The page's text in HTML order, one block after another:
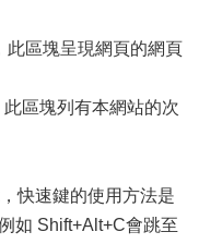
此區塊呈現網頁的網頁
區塊列有本網站的次
快速鍵的使用方法是
如 Shift+Alt+C會跳至